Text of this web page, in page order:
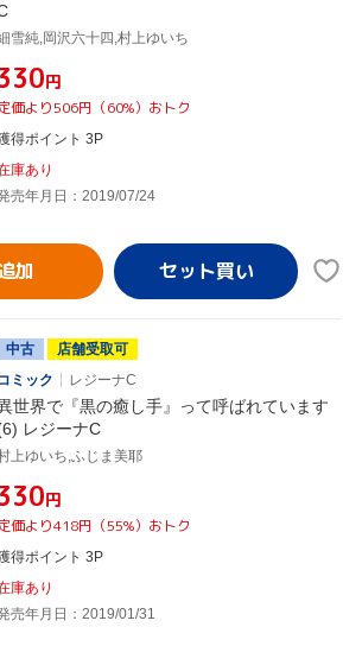
雪純,岡沢六十四,村上ゆいち
円
価より506円（60%）おトク
得ポイント 3P
庫あり
売年月日：2019/07/24
加
中古
店舗受取可
ミック
レジーナC
世界で『黒の癒し手』って呼ばれています
レジーナC
上ゆいち,ふじま美耶
円
価より418円（55%）おトク
得ポイント 3P
庫あり
売年月日：2019/01/31